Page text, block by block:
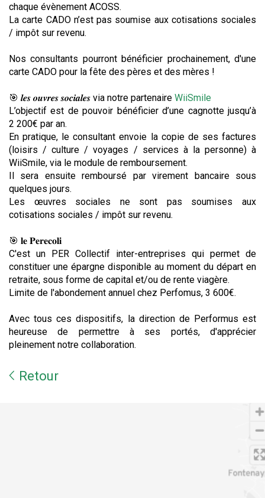
chaque évènement ACOSS.
La carte CADO n’est pas soumise aux cotisations sociales
/ impôt sur revenu.
Nos consultants pourront bénéficier prochainement, d'une
carte CADO pour la fête des pères et des mères !
🎯 𝒍𝒆𝒔 𝒐𝒖𝒗𝒓𝒆𝒔 𝒔𝒐𝒄𝒊𝒂𝒍𝒆𝒔 via notre partenaire WiiSmile
L’objectif est de pouvoir bénéficier d’une cagnotte jusqu’à
2 200€ par an.
En pratique, le consultant envoie la copie de ses factures
(loisirs / culture / voyages / services à la personne) à
WiiSmile, via le module de remboursement.
Il sera ensuite remboursé par virement bancaire sous
quelques jours.
Les œuvres sociales ne sont pas soumises aux
cotisations sociales / impôt sur revenu.
🎯 𝐥𝐞 𝐏𝐞𝐫𝐞𝐜𝐨𝐥𝐢
C'est un PER Collectif inter-entreprises qui permet de
constituer une épargne disponible au moment du départ en
retraite, sous forme de capital et/ou de rente viagère.
Limite de l'abondement annuel chez Perfomus, 3 600€.
Avec tous ces dispositifs, la direction de Performus est
heureuse de permettre à ses portés, d'apprécier
pleinement notre collaboration.
Retour